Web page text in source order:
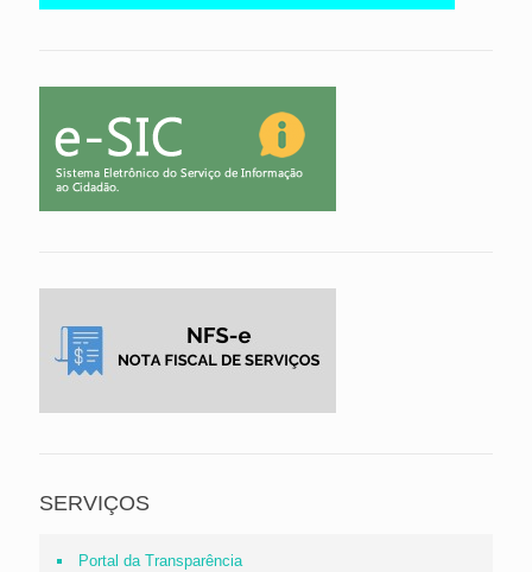
SERVIÇOS
Portal da Transparência